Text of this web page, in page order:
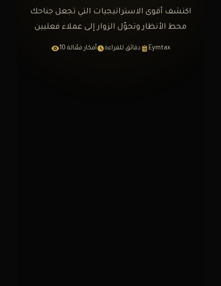
اكتشف أقوى الاستراتيجيات التي تجعل جناحك
محط الأنظار وتحوّل الزوار إلى عملاء فعليين
10 أفكار فعّالة دقائق للقراءة Eymtax